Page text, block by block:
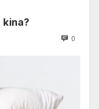
kina?
0